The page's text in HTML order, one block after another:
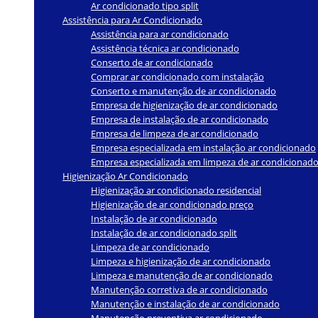
Ar condicionado tipo split
Assistência para Ar Condicionado
Assistência para ar condicionado
Assistência técnica ar condicionado
Conserto de ar condicionado
Comprar ar condicionado com instalação
Conserto e manutenção de ar condicionado
Empresa de higienização de ar condicionado
Empresa de instalação de ar condicionado
Empresa de limpeza de ar condicionado
Empresa especializada em instalação ar condicionado
Empresa especializada em limpeza de ar condicionado
Higienização Ar Condicionado
Higienização ar condicionado residencial
Higienização de ar condicionado preço
Instalação de ar condicionado
Instalação de ar condicionado split
Limpeza de ar condicionado
Limpeza e higienização de ar condicionado
Limpeza e manutenção de ar condicionado
Manutenção corretiva de ar condicionado
Manutenção e instalação de ar condicionado